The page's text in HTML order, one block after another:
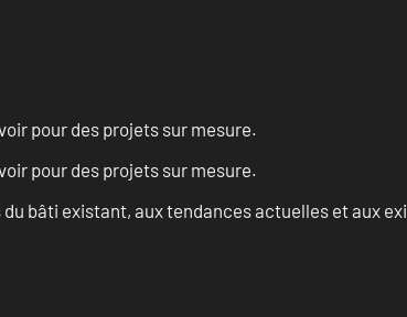
pour des projets sur mesure.
pour des projets sur mesure.
bâti existant, aux tendances actuelles et aux